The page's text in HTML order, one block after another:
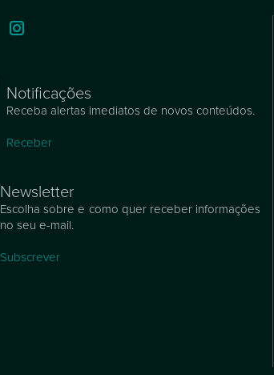
Notificações
Receba alertas imediatos de novos conteúdos.
Receber
Newsletter
Escolha sobre e como quer receber informações
no seu e-mail.
Subscrever